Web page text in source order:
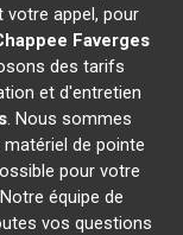
votre appel, pour
Faverges
des tarifs
et d'entretien
. Nous sommes
de pointe
pour votre
équipe de
vos questions